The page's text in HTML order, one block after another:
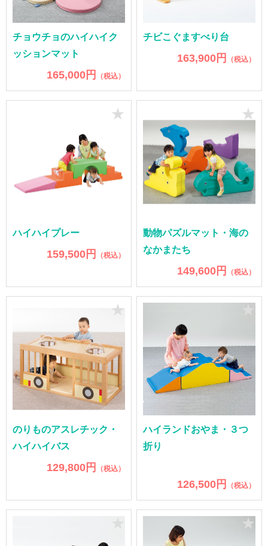
チョウチョのハイハイク
ッションマット
165,000円 （税込）
チビこぐますべり台
163,900円 （税込）
ハイハイプレー
159,500円 （税込）
★
動物パズルマット・海の
なかまたち
149,600円 （税込）
★
のりものアスレチック・
ハイハイバス
129,800円 （税込）
★
ハイランドおやま・３つ
折り
126,500円 （税込）
★